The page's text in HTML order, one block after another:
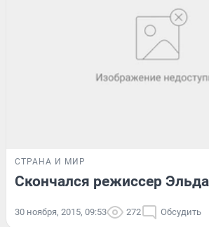
СТРАНА И МИР
Скончался режиссер
30 ноября, 2015, 09:53 272 Обсудить